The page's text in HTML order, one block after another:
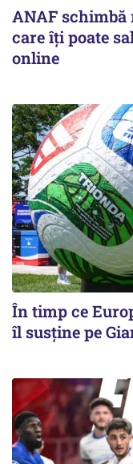
ANAF
care îți poate
online
În timp ce
îl susține pe